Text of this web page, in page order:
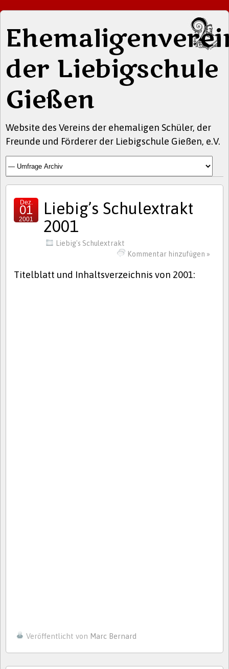
der Liebigschule
Gießen
Website des Vereins der ehemaligen Schüler, der
Freunde und Förderer der Liebigschule Gießen, e.V.
Liebig’s Schulextrakt
2001
Liebig's Schulextrakt
Kommentar hinzufügen »
Dez.
01
2001
Titelblatt und Inhaltsverzeichnis von 2001:
Veröffentlicht von Marc Bernard